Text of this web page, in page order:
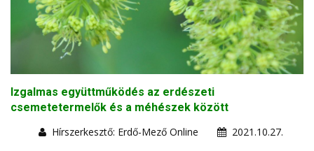
Izgalmas együttműködés az erdészeti
csemetetermelők és a méhészek között
Hírszerkesztő: Erdő-Mező Online
2021.10.27.